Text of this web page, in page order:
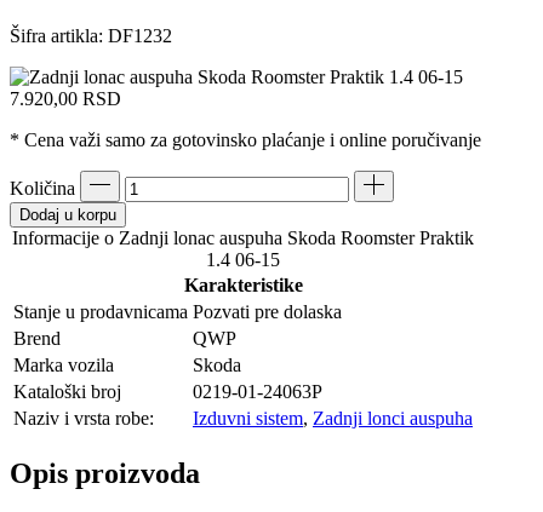
Šifra artikla: DF1232
7.920,00 RSD
* Cena važi samo za gotovinsko plaćanje i online poručivanje
Količina
Dodaj u korpu
Informacije o Zadnji lonac auspuha Skoda Roomster Praktik
1.4 06-15
Karakteristike
Stanje u prodavnicama Pozvati pre dolaska
Brend
QWP
Marka vozila
Skoda
Kataloški broj
0219-01-24063P
Naziv i vrsta robe:
Izduvni sistem, Zadnji lonci auspuha
Opis proizvoda